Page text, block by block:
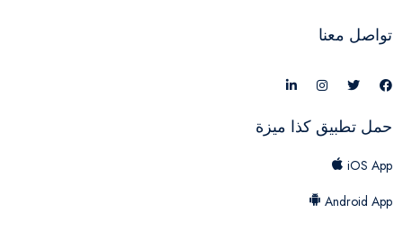
تواصل معنا
حمل تطبيق كذا ميزة
iOS App
Android App